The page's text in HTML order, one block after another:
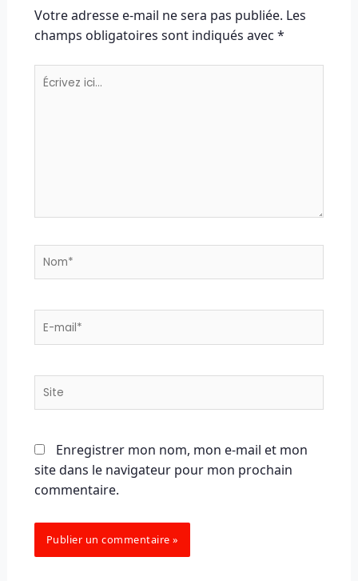
Votre adresse e-mail ne sera pas publiée. Les
champs obligatoires sont indiqués avec *
Écrivez
Nom*
E-
Site
Enregistrer mon nom, mon e-mail et mon
site dans le navigateur pour mon prochain
commentaire.